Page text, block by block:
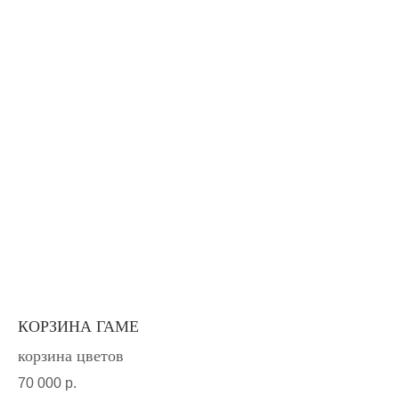
КОРЗИНА ГАМЕ
корзина цветов
70 000 р.